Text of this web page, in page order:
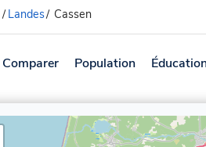
/ Landes/ Cassen
Comparer Population